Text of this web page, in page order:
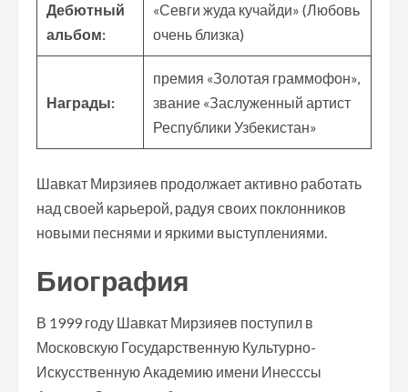
Дебютный
альбом:
«Севги жуда кучайди» (Любовь
очень близка)
Награды:
премия «Золотая граммофон»,
звание «Заслуженный артист
Республики Узбекистан»
Шавкат Мирзияев продолжает активно работать
над своей карьерой, радуя своих поклонников
новыми песнями и яркими выступлениями.
Биография
В 1999 году Шавкат Мирзияев поступил в
Московскую Государственную Культурно-
Искусственную Академию имени Инесссы